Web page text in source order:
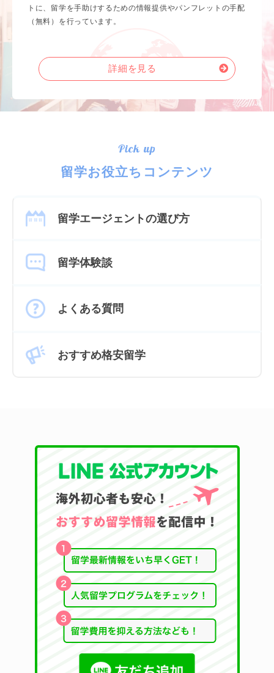
トに、留学を手助けするための情報提供やパンフレットの手配
（無料）を行っています。
詳細を見る
Pick up
留学お役立ちコンテンツ
留学エージェントの選び方
留学体験談
よくある質問
おすすめ格安留学